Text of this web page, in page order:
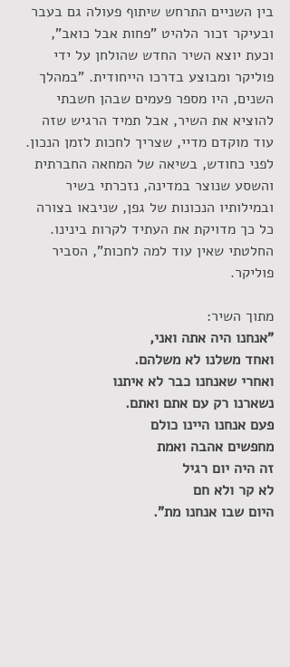
בין השניים התרחש שיתוף פעולה גם בעבר
ובעיקר זכור הלהיט "פחות אבל כואב",
וכעת יוצא השיר החדש שהולחן על ידי
פוליקר ומבוצע בדרכו הייחודית. "במהלך
השנים, היו מספר פעמים שבהן חשבתי
להוציא את השיר, אבל תמיד הרגיש שזה
עוד מוקדם מדיי, שצריך לחכות לזמן הנכון.
לפני כחודש, בשיאה של המחאה החברתית
והשסע שנוצר במדינה, נזכרתי בשיר
ובמילותיו הנכונות של גפן, שניבאו בצורה
כל כך מדויקת את העתיד לקרות בינינו.
החלטתי שאין עוד למה לחכות", הסביר
פוליקר.
מתוך השיר:
"אנחנו היה אתה ואני,
ואחד משלנו לא משלהם.
ואחרי שאנחנו כבר לא איתנו
נשארנו רק עם אתם ואתם.
פעם אנחנו היינו כולם
מחפשים אהבה ואמת
זה היה יום רגיל
לא קר ולא חם
היום שבו אנחנו מת".